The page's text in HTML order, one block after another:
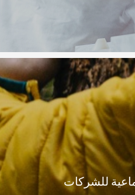
للشركات